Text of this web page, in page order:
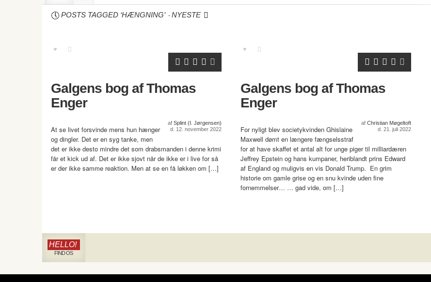
POSTS TAGGED ‘HÆNGNING’ -NYESTE
Galgens bog af Thomas
Enger
af Splint (I. Jørgensen)
d. 12. november 2022
At se livet forsvinde mens hun hænger
og dingler. Det er en syg tanke, men
det er ikke desto mindre det som drabsmanden i denne krimi
får et kick ud af. Det er ikke sjovt når de ikke er i live for så
er der ikke samme reaktion. Men at se en få løkken om […]
Galgens bog af Thomas
Enger
af Christian Møgeltoft
d. 21. juli 2022
For nyligt blev societykvinden Ghislaine
Maxwell dømt en længere fængselsstraf
for at have skaffet et antal alt for unge piger til milliardæren
Jeffrey Epstein og hans kumpaner, heriblandt prins Edward
af England og muligvis en vis Donald Trump. En grim
historie om gamle grise og en snu kvinde uden fine
fornemmelser… … gad vide, om […]
HELLO!
FIND OS